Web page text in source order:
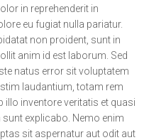
in reprehenderit in
eu fugiat nulla pariatur.
non proident, sunt in
anim id est laborum. Sed
natus error sit voluptatem
laudantium, totam rem
illo inventore veritatis et quasi
explicabo. Nemo enim
sit aspernatur aut odit aut